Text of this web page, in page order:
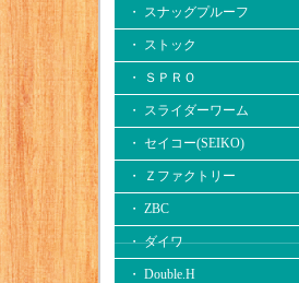
・ スナッグプルーフ
・ ストック
・ ＳＰＲＯ
・ スライダーワーム
・ セイコー(SEIKO)
・ Ｚファクトリー
・ ZBC
・ ダイワ
・ Double.H